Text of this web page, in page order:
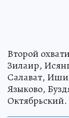
Второй
Зилаир,
Салават,
Языково,
Октябрьский.